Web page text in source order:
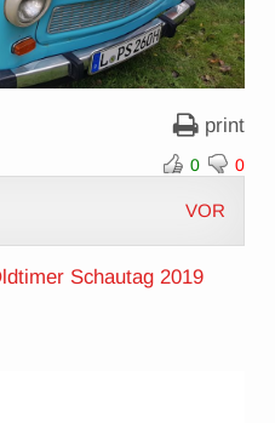
print
0 0
VOR
Schautag 2019